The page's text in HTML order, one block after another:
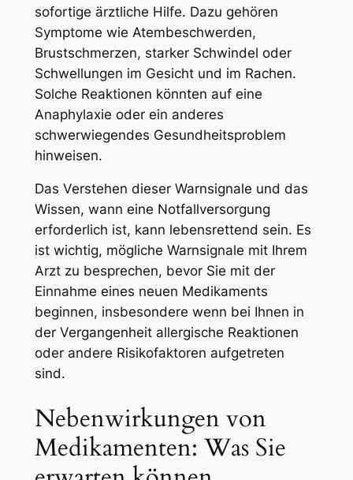
sofortige ärztliche Hilfe. Dazu gehören
Symptome wie Atembeschwerden,
Brustschmerzen, starker Schwindel oder
Schwellungen im Gesicht und im Rachen.
Solche Reaktionen könnten auf eine
Anaphylaxie oder ein anderes
schwerwiegendes Gesundheitsproblem
hinweisen.
Das Verstehen dieser Warnsignale und das
Wissen, wann eine Notfallversorgung
erforderlich ist, kann lebensrettend sein. Es
ist wichtig, mögliche Warnsignale mit Ihrem
Arzt zu besprechen, bevor Sie mit der
Einnahme eines neuen Medikaments
beginnen, insbesondere wenn bei Ihnen in
der Vergangenheit allergische Reaktionen
oder andere Risikofaktoren aufgetreten
sind.
Nebenwirkungen von
Medikamenten: Was Sie